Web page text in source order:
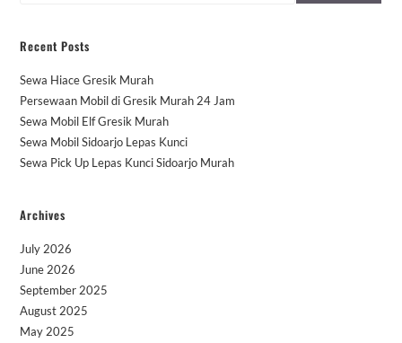
Recent Posts
Sewa Hiace Gresik Murah
Persewaan Mobil di Gresik Murah 24 Jam
Sewa Mobil Elf Gresik Murah
Sewa Mobil Sidoarjo Lepas Kunci
Sewa Pick Up Lepas Kunci Sidoarjo Murah
Archives
July 2026
June 2026
September 2025
August 2025
May 2025